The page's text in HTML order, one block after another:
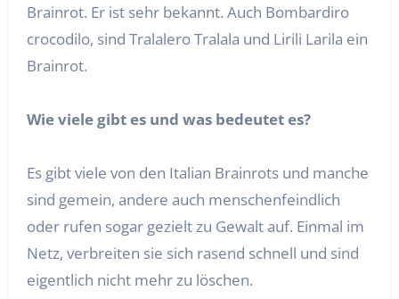
Brainrot. Er ist sehr bekannt. Auch Bombardiro
crocodilo, sind Tralalero Tralala und Lirili Larila ein
Brainrot.
Wie viele gibt es und was bedeutet es?
Es gibt viele von den Italian Brainrots und manche
sind gemein, andere auch menschenfeindlich
oder rufen sogar gezielt zu Gewalt auf. Einmal im
Netz, verbreiten sie sich rasend schnell und sind
eigentlich nicht mehr zu löschen.